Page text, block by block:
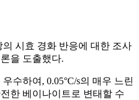
시효 경화 반응에 대한 조사
을 도출했다.
수하여, 0.05°C/s의 매우 느린
한 베이나이트로 변태할 수